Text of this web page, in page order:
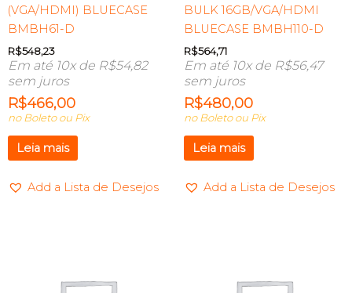
(VGA/HDMI) BLUECASE
BMBH61-D
R$548,23
Em até 10x de R$54,82
sem juros
R$466,00
no Boleto ou Pix
Leia mais
Add a Lista de Desejos
BULK 16GB/VGA/HDMI
BLUECASE BMBH110-D
R$564,71
Em até 10x de R$56,47
sem juros
R$480,00
no Boleto ou Pix
Leia mais
Add a Lista de Desejos